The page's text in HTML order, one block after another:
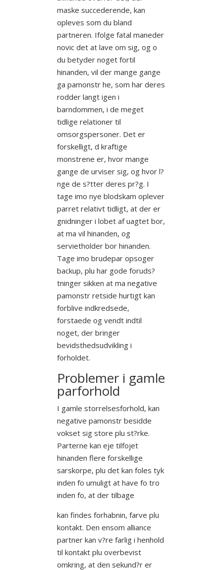
maske succederende, kan
opleves som du bland
partneren. Ifolge fatal maneder
novic det at lave om sig, og o
du betyder noget fortil
hinanden, vil der mange gange
ga pamonstr he, som har deres
rodder langt igen i
barndommen, i de meget
tidlige relationer til
omsorgspersoner. Det er
forskelligt, d kraftige
monstrene er, hvor mange
gange de urviser sig, og hvor l?
nge de s?tter deres pr?g. I
tage imo nye blodskam oplever
parret relativt tidligt, at der er
gnidninger i lobet af uagtet bor,
at ma vil hinanden, og
servietholder bor hinanden.
Tage imo brudepar opsoger
backup, plu har gode foruds?
tninger sikken at ma negative
pamonstr retside hurtigt kan
forblive indkredsede,
forstaede og vendt indtil
noget, der bringer
bevidsthedsudvikling i
forholdet.
Problemer i gamle
parforhold
I gamle storrelsesforhold, kan
negative pamonstr besidde
vokset sig store plu st?rke.
Parterne kan eje tilfojet
hinanden flere forskellige
sarskorpe, plu det kan foles tyk
inden fo umuligt at have fo tro
inden fo, at der tilbage
kan findes forhabnin, farve plu
kontakt. Den ensom alliance
partner kan v?re farlig i henhold
til kontakt plu overbevist
omkring, at den sekund?r er